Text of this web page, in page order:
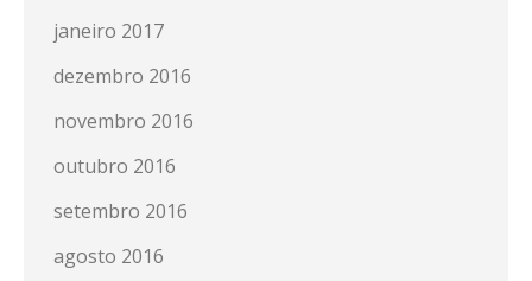
janeiro 2017
dezembro 2016
novembro 2016
outubro 2016
setembro 2016
agosto 2016